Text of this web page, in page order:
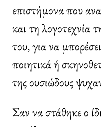
επιστήμονα που
και τη λογοτεχνία
του, για να
ποιητικά ή
της ουσιώδους
Σαν να στάθηκε ο